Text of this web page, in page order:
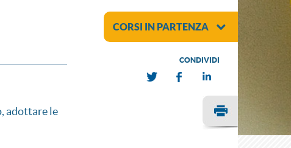
adottare le
CORSI IN PARTENZA
CONDIVIDI